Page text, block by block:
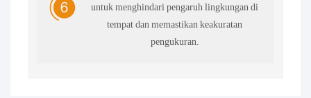
untuk menghindari pengaruh lingkungan di
tempat dan memastikan keakuratan
pengukuran.